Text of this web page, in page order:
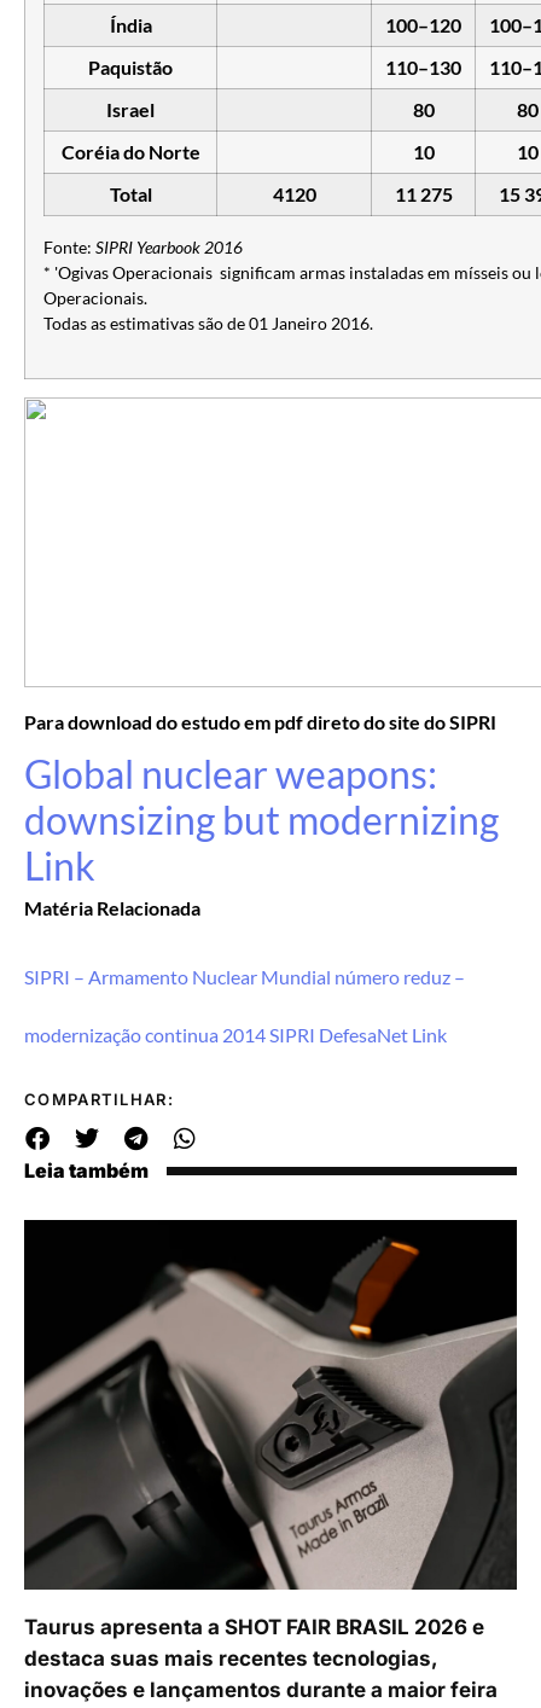
Índia 100–120
Paquistão
110–130
Israel
80
80
Coréia do Norte
10
10
Total
4120 11 275 15
Fonte: SIPRI Yearbook 2016
* 'Ogivas Operacionais significam armas instaladas em mísseis ou
Operacionais.
Todas as estimativas são de 01 Janeiro 2016.
Para download do estudo em pdf direto do site do SIPRI
Global nuclear weapons:
downsizing but modernizing
Link
Matéria Relacionada
SIPRI – Armamento Nuclear Mundial número reduz –
modernização continua 2014 SIPRI DefesaNet Link
COMPARTILHAR:
Leia também
Taurus apresenta a SHOT FAIR BRASIL 2026 e
destaca suas mais recentes tecnologias,
inovações e lançamentos durante a maior feira